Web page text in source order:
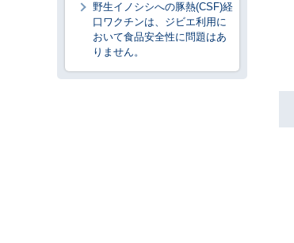
野生イノシシへの豚熱(CSF)経
口ワクチンは、ジビエ利用に
おいて食品安全性に問題はあ
りません。